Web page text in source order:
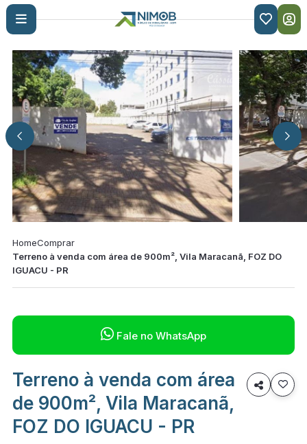

HomeComprar
Terreno à venda com área de 900m², Vila Maracanã, FOZ DO
IGUACU - PR
 Fale no WhatsApp
Terreno à venda com área
de 900m², Vila Maracanã,
FOZ DO IGUACU - PR
